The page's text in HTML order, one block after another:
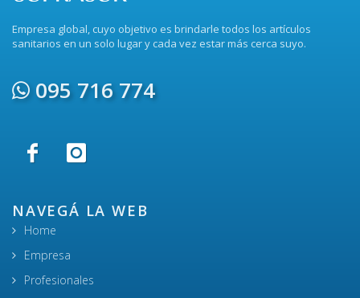
Empresa global, cuyo objetivo es brindarle todos los artículos
sanitarios en un solo lugar y cada vez estar más cerca suyo.
095 716 774
NAVEGÁ LA WEB
Home
Empresa
Profesionales